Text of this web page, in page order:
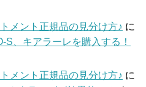
メント正規品の見分け方♪ に
、キアラーレを購入する！
メント正規品の見分け方♪ に